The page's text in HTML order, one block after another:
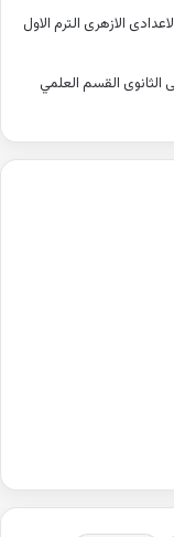
الازهرى الترم الاول
الثانوى القسم العلمي